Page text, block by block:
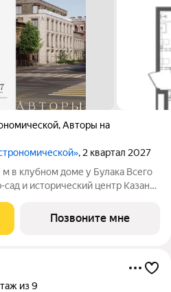
,Авторы на
, 2 квартал 2027
м в клубном доме у Булака Всего
и исторический центр Казани
и качество каждой
Позвоните мне
из 9